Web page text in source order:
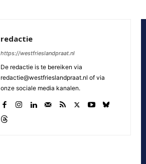
redactie
https://westfrieslandpraat.nl
De redactie is te bereiken via
redactie@westfrieslandpraat.nl of via
onze sociale media kanalen.